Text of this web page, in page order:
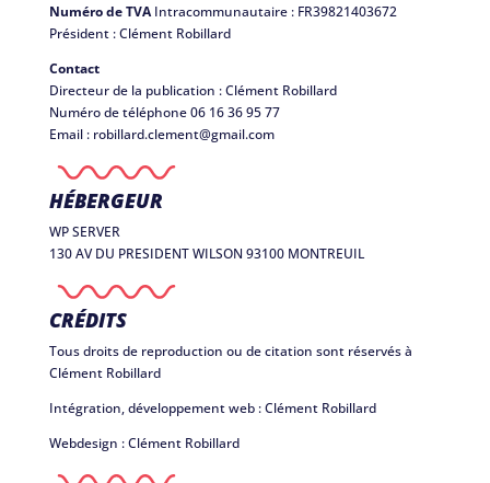
Numéro de TVAIntracommunautaire : FR39821403672
Président : Clément Robillard
Contact
Directeur de la publication : Clément Robillard
Numéro de téléphone 06 16 36 95 77
Email : robillard.clement@gmail.com
HÉBERGEUR
WP SERVER
130 AV DU PRESIDENT WILSON 93100 MONTREUIL
CRÉDITS
Tous droits de reproduction ou de citation sont réservés à
Clément Robillard
Intégration, développement web : Clément Robillard
Webdesign : Clément Robillard